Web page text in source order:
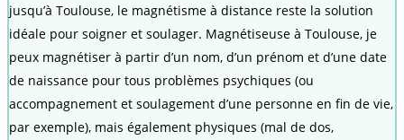
jusqu’à Toulouse, le magnétisme à distance reste la solution
idéale pour soigner et soulager. Magnétiseuse à Toulouse, je
peux magnétiser à partir d’un nom, d’un prénom et d’une date
de naissance pour tous problèmes psychiques (ou
accompagnement et soulagement d’une personne en fin de vie,
par exemple), mais également physiques (mal de dos,